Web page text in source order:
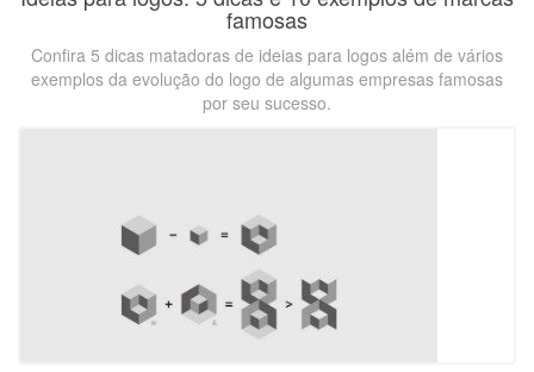
famosas
Confira 5 dicas matadoras de ideias para logos além de vários
exemplos da evolução do logo de algumas empresas famosas
por seu sucesso.